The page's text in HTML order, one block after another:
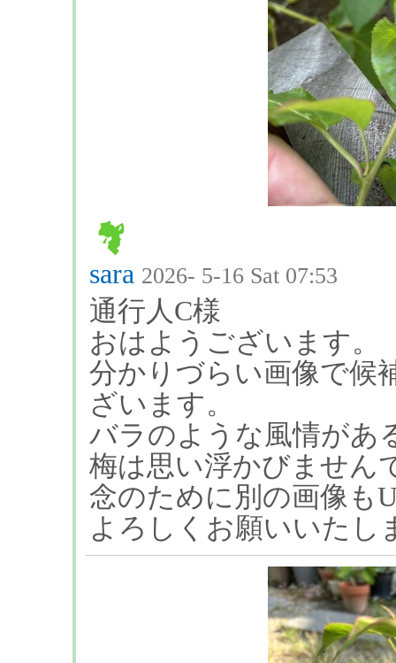
sara 2026- 5-16 Sat 07:53
通行人C様
おはようございます。
分かりづらい画像で候
ざいます。
バラのような風情があ
梅は思い浮かびません
念のために別の画像も
よろしくお願いいたし